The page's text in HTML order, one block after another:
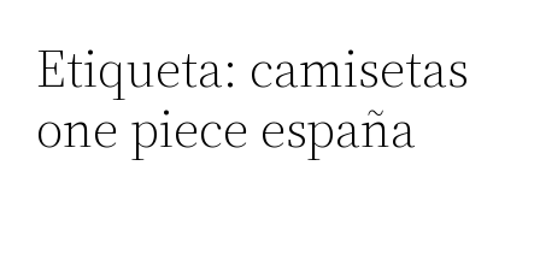
Etiqueta: camisetas
one piece españa